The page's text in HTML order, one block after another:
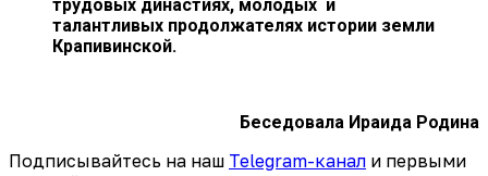
трудовых династиях, молодых и
талантливых продолжателях истории земли
Крапивинской.
Беседовала Ираида Родина
Подписывайтесь на наш Telegram-канал и первыми